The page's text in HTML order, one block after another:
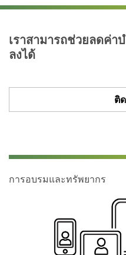
All
ds
qui
d
เราสามารถช่วยลดค่
ลงได้
ติ
การอบรมและทรัพยากร